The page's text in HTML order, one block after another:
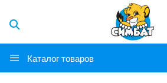
Каталог товаров